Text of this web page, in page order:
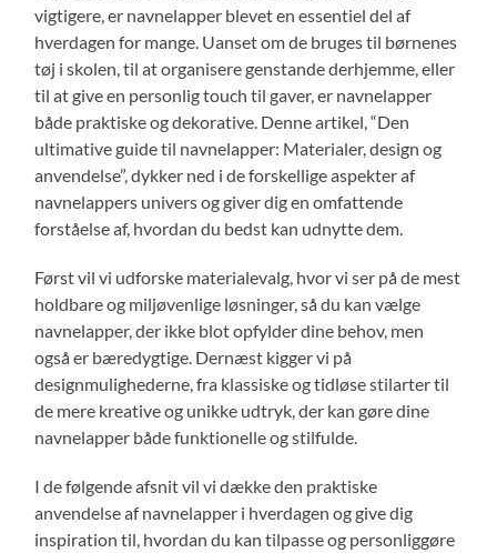
vigtigere, er navnelapper blevet en essentiel del af
hverdagen for mange. Uanset om de bruges til børnenes
tøj i skolen, til at organisere genstande derhjemme, eller
til at give en personlig touch til gaver, er navnelapper
både praktiske og dekorative. Denne artikel, “Den
ultimative guide til navnelapper: Materialer, design og
anvendelse”, dykker ned i de forskellige aspekter af
navnelappers univers og giver dig en omfattende
forståelse af, hvordan du bedst kan udnytte dem.
Først vil vi udforske materialevalg, hvor vi ser på de mest
holdbare og miljøvenlige løsninger, så du kan vælge
navnelapper, der ikke blot opfylder dine behov, men
også er bæredygtige. Dernæst kigger vi på
designmulighederne, fra klassiske og tidløse stilarter til
de mere kreative og unikke udtryk, der kan gøre dine
navnelapper både funktionelle og stilfulde.
I de følgende afsnit vil vi dække den praktiske
anvendelse af navnelapper i hverdagen og give dig
inspiration til, hvordan du kan tilpasse og personliggøre